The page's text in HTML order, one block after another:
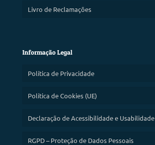
Livro de Reclamações
Informação Legal
Política de Privacidade
Política de Cookies (UE)
Declaração de Acessibilidade e Usabilidade
RGPD – Proteção de Dados Pessoais